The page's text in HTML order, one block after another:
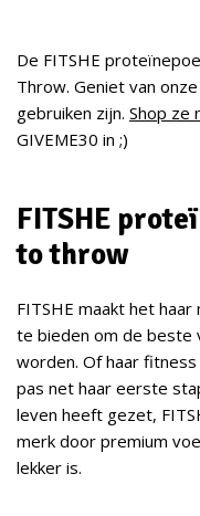
De FITSHE
Throw. Geniet van
gebruiken zijn. Shop ze
GIVEME30 in ;)
FITSHE
to throw
FITSHE maakt het
te bieden om de beste
worden. Of haar
pas net haar eerste
leven heeft gezet,
merk door premium
lekker is.